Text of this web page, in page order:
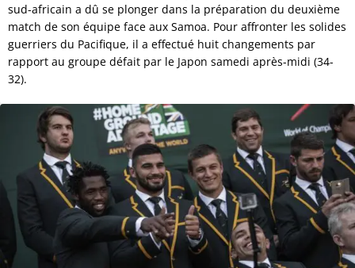
sud-africain a dû se plonger dans la préparation du deuxième
match de son équipe face aux Samoa. Pour affronter les solides
guerriers du Pacifique, il a effectué huit changements par
rapport au groupe défait par le Japon samedi après-midi (34-
32).